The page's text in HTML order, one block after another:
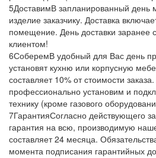
5ДоставимВ запланированный день
изделие заказчику. Доставка
помещение. День доставки заранее
клиентом!
6СоберемВ удобный для Вас день
установят кухню или корпусную
составляет 10% от стоимости
профессионально установим и
технику (кроме газового
7ГарантияСогласно действующего
гарантия на всю, производимую
составляет 24 месяца.
момента подписания гарантийных